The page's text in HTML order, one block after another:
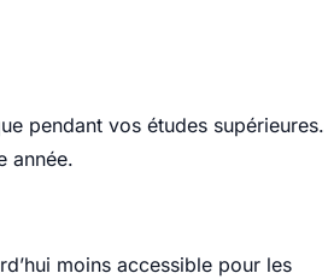
pendant vos études supérieures.
année.
moins accessible pour les